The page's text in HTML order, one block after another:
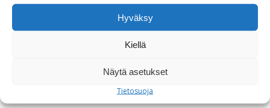
Hyväksy
Kiellä
Näytä asetukset
Tietosuoja
Yksityiset